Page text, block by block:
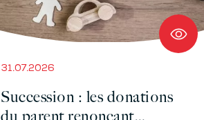
31.07.2026
Succession : les donations
du parent renonçant